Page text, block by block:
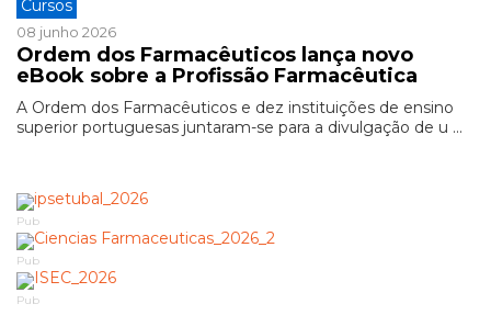
Cursos
08 junho 2026
Ordem dos Farmacêuticos lança novo
eBook sobre a Profissão Farmacêutica
A Ordem dos Farmacêuticos e dez instituições de ensino
superior portuguesas juntaram-se para a divulgação de u ...
Pub
Pub
Pub